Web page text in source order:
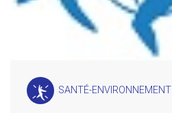
SANTÉ-ENVIRONNEMENT